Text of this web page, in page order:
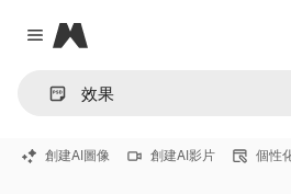
Close menu
Magnific
創建AI圖像 創建AI影片 個性